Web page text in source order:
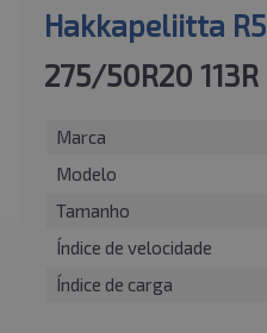
Hakkapeliitta R5
275/50R20 113R
Marca
Modelo
Tamanho
Índice de velocidade
Índice de carga